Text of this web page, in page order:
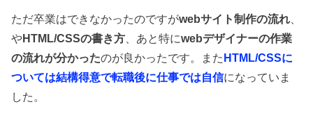
ただ卒業はできなかったのですがwebサイト制作の流れ
やHTML/CSSの書き方 、あと特にwebデザイナーの作業
の流れが分かったのが良かったです。またHTML/CSSに
ついては結構得意で転職後に仕事では自信になっていま
した。